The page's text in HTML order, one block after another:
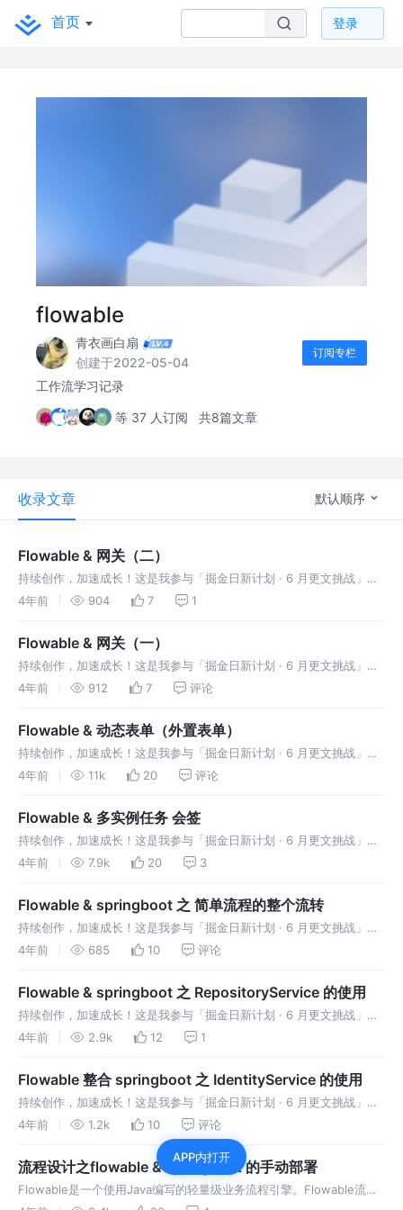
首页 登录
flowable
青衣画白扇
创建于2022-05-04
订阅专栏
工作流学习记录
等 37 人订阅 共8篇文章
收录文章 默认顺序
Flowable & 网关（二）
持续创作，加速成长！这是我参与「掘金日新计划 · 6 月更文挑战」的
第17天，点击查看活动详情 1.包容网关 1.1 什么是包容网关 可以把包容
4年前 904 7 1
Flowable & 网关（一）
持续创作，加速成长！这是我参与「掘金日新计划 · 6 月更文挑战」的
第16天，点击查看活动详情 什么是网关 网关（gateway）用于控制执
4年前 912 7 评论
Flowable & 动态表单（外置表单）
持续创作，加速成长！这是我参与「掘金日新计划 · 6 月更文挑战」的
第5天，点击查看活动详情 FormService Flowable提供了一种
4年前 11k 20 评论
Flowable & 多实例任务 会签
持续创作，加速成长！这是我参与「掘金日新计划 · 6 月更文挑战」的
第4天，点击查看活动详情 什么是会签任务 会签任务：一个任务需
通过
4年前 7.9k 20 3
Flowable & springboot 之 简单流程的整个流转
持续创作，加速成长！这是我参与「掘金日新计划 · 6 月更文挑战」的
第3天，点击查看活动详情 1.RuntimeService RuntimeService 用
4年前 685 10 评论
Flowable & springboot 之 RepositoryService 的使用
持续创作，加速成长！这是我参与「掘金日新计划 · 6 月更文挑战」的
第2天，点击查看活动详情 1.什么是 RepositoryService
4年前 2.9k 12 1
Flowable 整合 springboot 之 IdentityService 的使用
持续创作，加速成长！这是我参与「掘金日新计划 · 6 月更文挑战」的
第1天，点击查看活动详情 1.springboot整合 Flowable 准备工作 1.1 引
入 所需的 maven 1.2 什么是
4年前 1.2k 10 评论
流程设计之flowable & springboot 的手动部署
Flowable是一个使用Java编写的轻量级业务流程引擎。Flowable流程
APP内打开